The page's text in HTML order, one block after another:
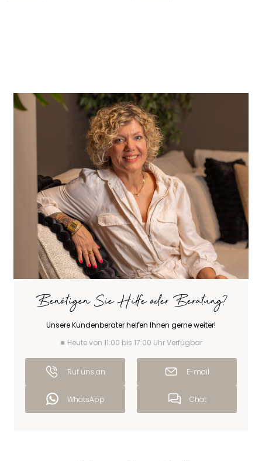
Benötigen Sie Hilfe oder Beratung?
Unsere Kundenberater helfen Ihnen gerne weiter!
Heute von 11:00 bis 17:00 Uhr Verfügbar
Ruf uns an E-mail
WhatsApp Chat